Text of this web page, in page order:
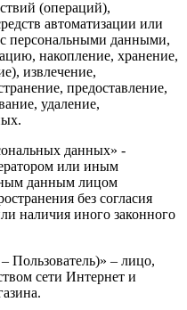
(операций),
автоматизации или
с персональными данными,
накопление, хранение,
извлечение,
предоставление,
удаление,
данных» -
или иным
данным лицом
без согласия
наличия иного законного
Пользователь)» – лицо,
сети Интернет и